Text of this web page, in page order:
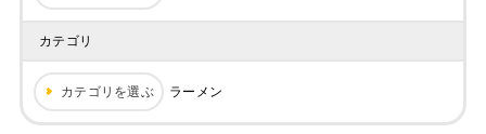
カテゴリ
カテゴリを選ぶ ラーメン